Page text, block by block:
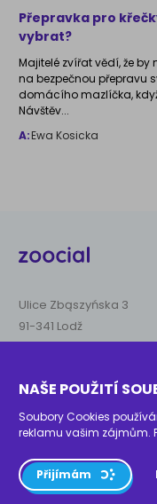
Přepravka pro
vybrat?
Majitelé zvířat vědí, že by
na bezpečnou přepravu
domácího mazlíčka,
Návštěv...
A:Ewa Kosicka
Ulice Zbąszyńska 3
91-341 Lodž
OR: 0000934469
NAŠE POUŽITÍ
Soubory Cookies
reklamu vašim zájmům.
Přijímám